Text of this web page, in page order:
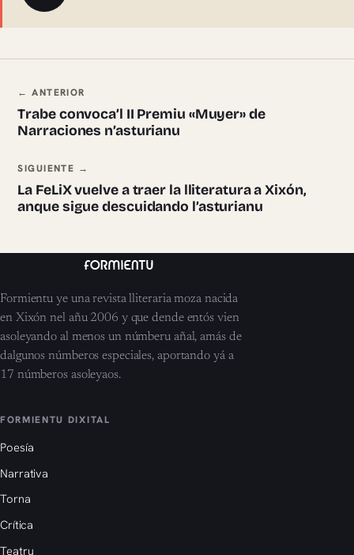
Navegación ente pieces
← ANTERIOR
Trabe convoca’l II Premiu «Muyer» de
Narraciones n’asturianu
SIGUIENTE →
La FeLiX vuelve a traer la lliteratura a Xixón,
anque sigue descuidando l’asturianu
Formientu ye una revista lliteraria moza nacida
en Xixón nel añu 2006 y que dende entós vien
asoleyando al menos un númberu añal, amás de
dalgunos númberos especiales, aportando yá a
17 númberos asoleyaos.
FORMIENTU DIXITAL
Poesía
Narrativa
Torna
Crítica
Teatru